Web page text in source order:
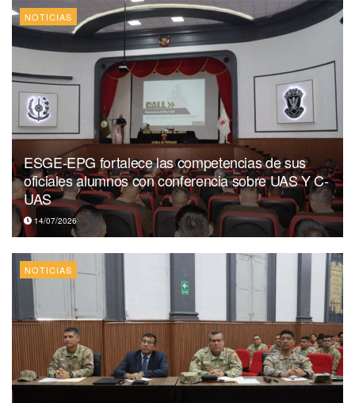
NOTICIAS
ESGE-EPG fortalece las competencias de sus
oficiales alumnos con conferencia sobre UAS Y C-
UAS
14/07/2026
NOTICIAS